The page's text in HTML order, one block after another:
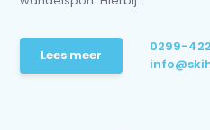
Lees meer
0299-